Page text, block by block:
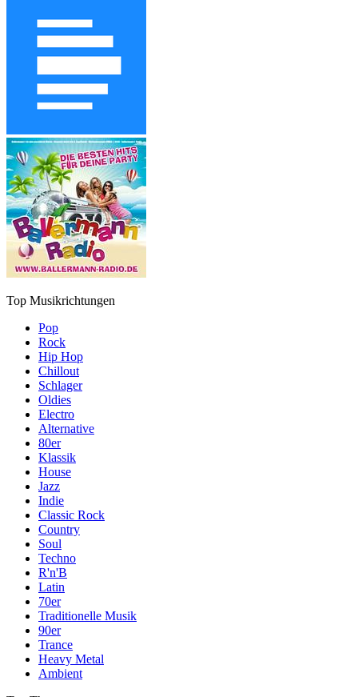
Top Musikrichtungen
Pop
Rock
Hip Hop
Chillout
Schlager
Oldies
Electro
Alternative
80er
Klassik
House
Jazz
Indie
Classic Rock
Country
Soul
Techno
R'n'B
Latin
70er
Traditionelle Musik
90er
Trance
Heavy Metal
Ambient